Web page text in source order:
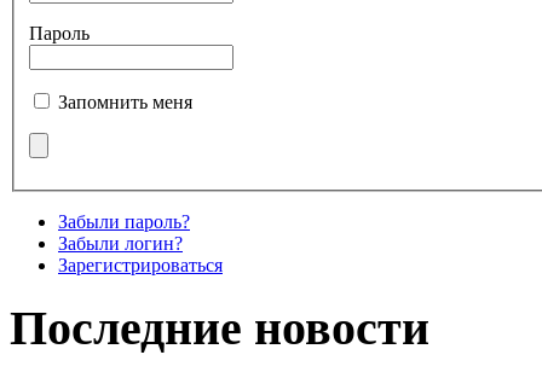
Пароль
Запомнить меня
Забыли пароль?
Забыли логин?
Зарегистрироваться
Последние новости